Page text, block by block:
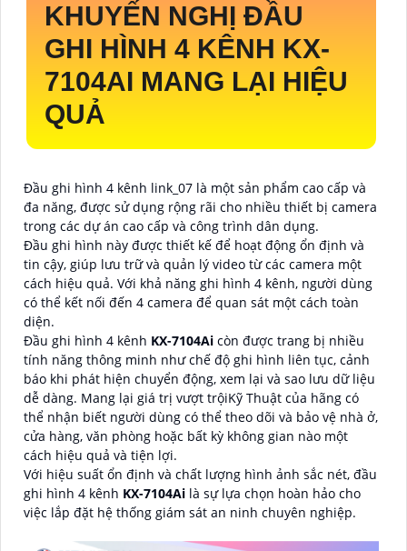
KHUYẾN NGHỊ ĐẦU
GHI HÌNH 4 KÊNH KX-
7104AI MANG LẠI HIỆU
QUẢ
Đầu ghi hình 4 kênh link_07 là một sản phẩm cao cấp và
đa năng, được sử dụng rộng rãi cho nhiều thiết bị camera
trong các dự án cao cấp và công trình dân dụng.
Đầu ghi hình này được thiết kế để hoạt động ổn định và
tin cậy, giúp lưu trữ và quản lý video từ các camera một
cách hiệu quả. Với khả năng ghi hình 4 kênh, người dùng
có thể kết nối đến 4 camera để quan sát một cách toàn
diện.
Đầu ghi hình 4 kênh KX-7104Ai còn được trang bị nhiều
tính năng thông minh như chế độ ghi hình liên tục, cảnh
báo khi phát hiện chuyển động, xem lại và sao lưu dữ liệu
dễ dàng. Mang lại giá trị vượt trộiKỹ Thuật của hãng có
thể nhận biết người dùng có thể theo dõi và bảo vệ nhà ở,
cửa hàng, văn phòng hoặc bất kỳ không gian nào một
cách hiệu quả và tiện lợi.
Với hiệu suất ổn định và chất lượng hình ảnh sắc nét, đầu
ghi hình 4 kênh KX-7104Ai là sự lựa chọn hoàn hảo cho
việc lắp đặt hệ thống giám sát an ninh chuyên nghiệp.